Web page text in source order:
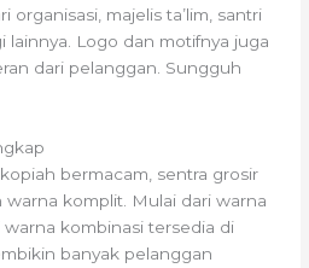
organisasi, majelis ta’lim, santri
lainnya. Logo dan motifnya juga
dari pelanggan. Sungguh
bermacam, sentra grosir
komplit. Mulai dari warna
warna kombinasi tersedia di
banyak pelanggan